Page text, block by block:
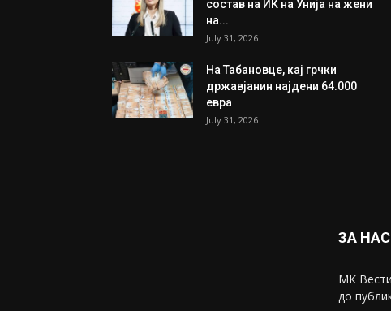
July 31, 2026
Митева: Потврден новиот
на...
July 31, 2026
На Табановце, кај грчки
ЗА НАС